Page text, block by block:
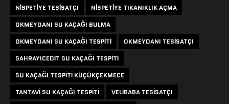
NISPETIYE TESISATÇI
NISPETIYE TIKANIKLIK AÇMA
OKMEYDANI SU KAÇAĞI BULMA
OKMEYDANI SU KAÇAĞI TESPITI
OKMEYDANI TESISATÇI
SAHRAYICEDIT SU KAÇAĞI TESPITI
SU KAÇAĞI TESPITI KÜÇÜKÇEKMECE
TANTAVI SU KAÇAĞI TESPITI
VELIBABA TESISATÇI